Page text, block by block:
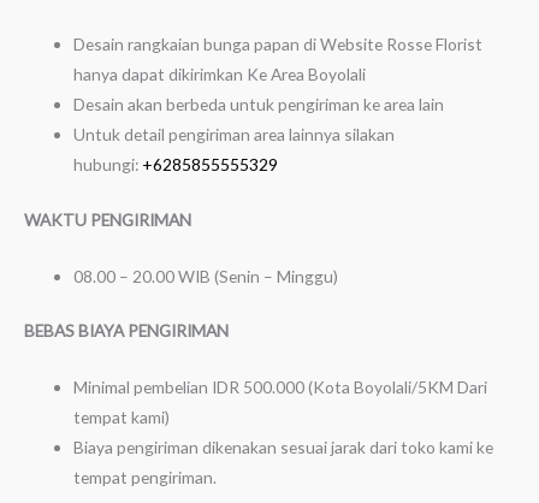
Desain rangkaian bunga papan di Website Rosse Florist
hanya dapat dikirimkan Ke Area Boyolali
Desain akan berbeda untuk pengiriman ke area lain
Untuk detail pengiriman area lainnya silakan
hubungi: +6285855555329
WAKTU PENGIRIMAN
08.00 – 20.00 WIB (Senin – Minggu)
BEBAS BIAYA PENGIRIMAN
Minimal pembelian IDR 500.000 (Kota Boyolali/5KM Dari
tempat kami)
Biaya pengiriman dikenakan sesuai jarak dari toko kami ke
tempat pengiriman.